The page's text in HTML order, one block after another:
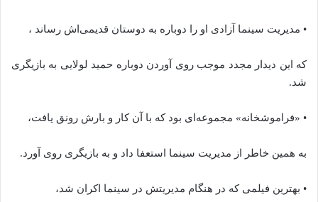
• مدیریت سینما آزادی او را دوباره به دوستان قدیمی‌اش رساند ،
که این دیدار مجدد موجب روی آوردن دوباره حمید لولایی به بازیگری
شد.
• «فراموشخانه» مجموعه‌ای بود که با آن کار و بارش رونق یافت،
به همین خاطر از مدیریت سینما استعفا داد و به بازیگری روی آورد.
• بهترین فیلمی که در هنگام مدیریتش در سینما اکران شد،